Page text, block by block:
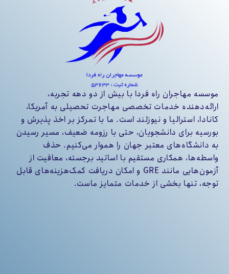
موسسه مهاجران راه فردا با بیش از دو دهه تجربه،
ارائه‌دهنده خدمات تخصصی مهاجرت تحصیلی به آمریکا،
کانادا، استرالیا و نیوزلند است. ما با تمرکز بر اخذ پذیرش و
بورسیه برای دانشجویان، حتی با رزومه ضعیف، مسیر رسیدن
به دانشگاه‌های معتبر جهان را هموار می‌کنیم. حذف
واسطه‌ها، همکاری مستقیم با اساتید برجسته، معافیت از
آزمون‌هایی مانند GRE و امکان دریافت کمک‌هزینه‌های قابل
توجه، تنها بخشی از خدمات متمایز ماست.